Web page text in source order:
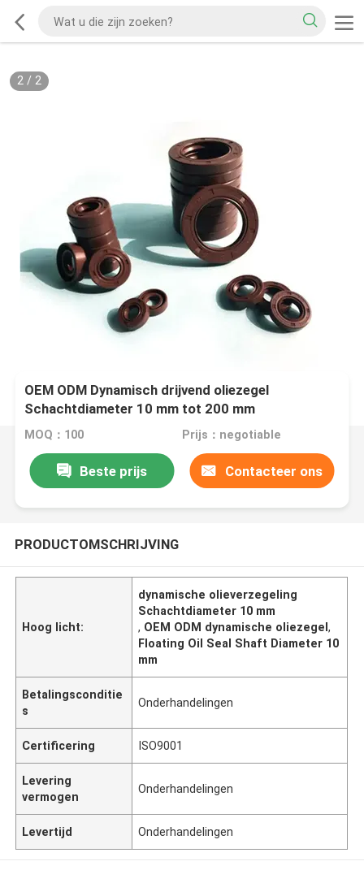
2/ 2
OEM ODM Dynamisch drijvend oliezegel
Schachtdiameter 10 mm tot 200 mm
MOQ：100 Prijs：negotiable
Beste prijs Contacteer ons
PRODUCTOMSCHRIJVING
Hoog licht:
dynamische olieverzegeling
Schachtdiameter 10 mm
, OEM ODM dynamische oliezegel,
Floating Oil Seal Shaft Diameter 10
mm
Betalingsconditie
s
Onderhandelingen
Certificering ISO9001
Levering
vermogen
Onderhandelingen
Levertijd Onderhandelingen